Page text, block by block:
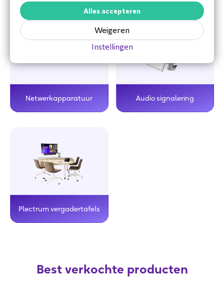
Netwerkapparatuur Audio signalering
Plectrum vergadertafels
Best verkochte producten
Instellingen
Weigeren
Alles accepteren